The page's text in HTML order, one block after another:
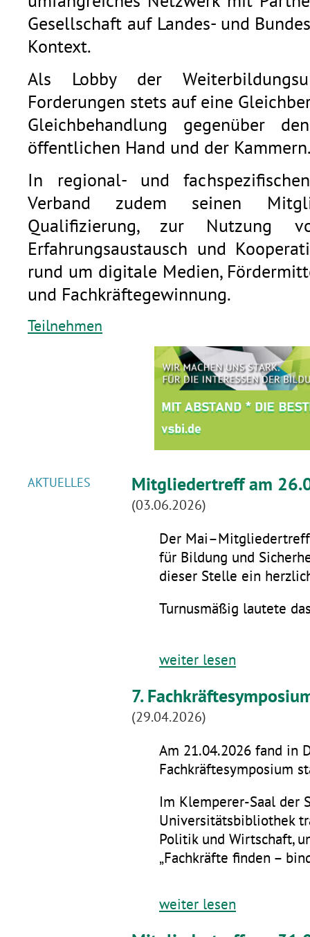
Gesellschaft auf Landes- und
Kontext.
Als Lobby der
Forderungen stets auf eine
Gleichbehandlung gegenüber
öffentlichen Hand und der
In regional- und
Verband zudem seinen
Qualifizierung, zur Nutzung
Erfahrungsaustausch und
rund um digitale Medien,
und Fachkräftegewinnung.
Teilnehmen
AKTUELLES Mitgliedertreff am
(03.06.2026)
Der
für Bildung und
dieser Stelle ein
Turnusmäßig lautete
weiter lesen
7.
(29.04.2026)
Am 21.04.2026 fand in
Fachkräftesymposium
Im Klemperer-Saal der
Universitätsbibliothek
Politik und Wirtschaft,
„Fachkräfte finden –
weiter lesen